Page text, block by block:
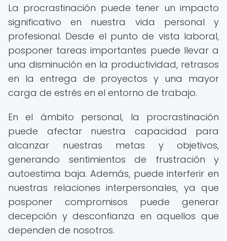
La procrastinación puede tener un impacto
significativo en nuestra vida personal y
profesional. Desde el punto de vista laboral,
posponer tareas importantes puede llevar a
una disminución en la productividad, retrasos
en la entrega de proyectos y una mayor
carga de estrés en el entorno de trabajo.
En el ámbito personal, la procrastinación
puede afectar nuestra capacidad para
alcanzar nuestras metas y objetivos,
generando sentimientos de frustración y
autoestima baja. Además, puede interferir en
nuestras relaciones interpersonales, ya que
posponer compromisos puede generar
decepción y desconfianza en aquellos que
dependen de nosotros.